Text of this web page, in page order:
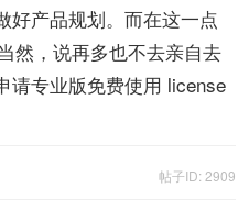
好产品规划。而在这一点
然，说再多也不去亲自去
请专业版免费使用 license
帖子ID: 2909